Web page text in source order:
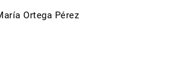
Ortega Pérez